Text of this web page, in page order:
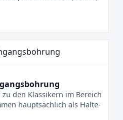
den Klassikern im Bereich
hauptsächlich als Halte-